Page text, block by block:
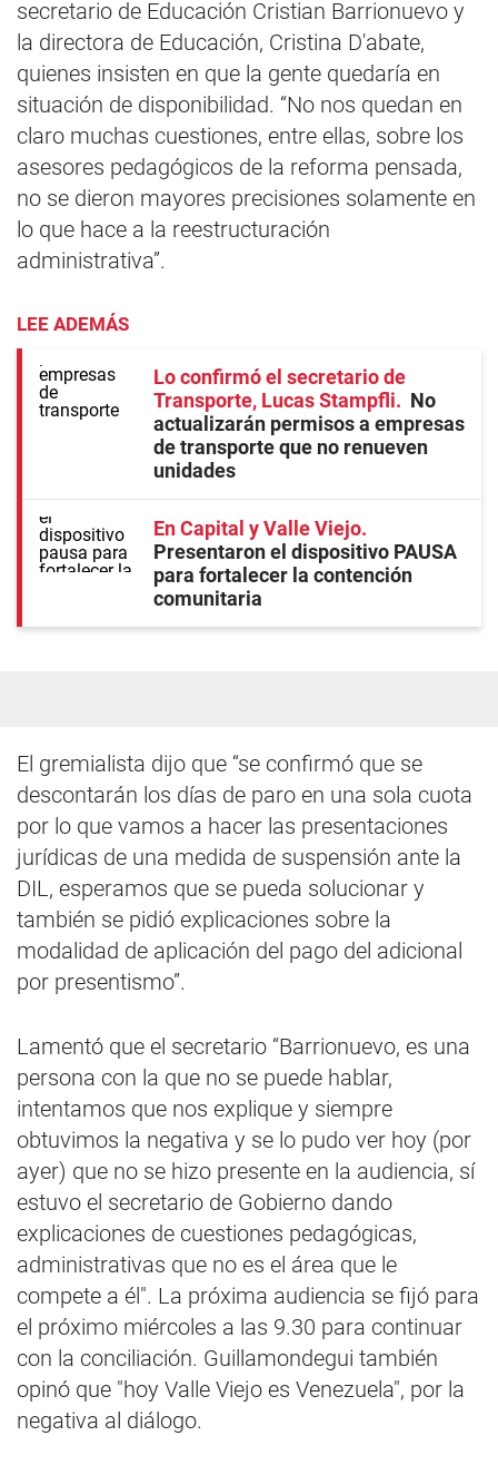
secretario de Educación Cristian Barrionuevo y
la directora de Educación, Cristina D'abate,
quienes insisten en que la gente quedaría en
situación de disponibilidad. “No nos quedan en
claro muchas cuestiones, entre ellas, sobre los
asesores pedagógicos de la reforma pensada,
no se dieron mayores precisiones solamente en
lo que hace a la reestructuración
administrativa”.
LEE ADEMÁS
Lo confirmó el secretario de
Transporte, Lucas Stampfli
No
actualizarán permisos a empresas
de transporte que no renueven
unidades
En Capital y Valle Viejo
Presentaron el dispositivo PAUSA
para fortalecer la contención
comunitaria
El gremialista dijo que “se confirmó que se
descontarán los días de paro en una sola cuota
por lo que vamos a hacer las presentaciones
jurídicas de una medida de suspensión ante la
DIL, esperamos que se pueda solucionar y
también se pidió explicaciones sobre la
modalidad de aplicación del pago del adicional
por presentismo”.
Lamentó que el secretario “Barrionuevo, es una
persona con la que no se puede hablar,
intentamos que nos explique y siempre
obtuvimos la negativa y se lo pudo ver hoy (por
ayer) que no se hizo presente en la audiencia, sí
estuvo el secretario de Gobierno dando
explicaciones de cuestiones pedagógicas,
administrativas que no es el área que le
compete a él". La próxima audiencia se fijó para
el próximo miércoles a las 9.30 para continuar
con la conciliación. Guillamondegui también
opinó que "hoy Valle Viejo es Venezuela", por la
negativa al diálogo.